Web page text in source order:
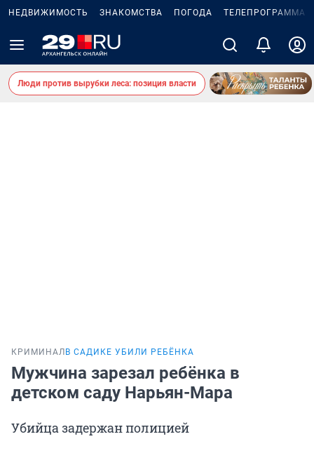
НЕДВИЖИМОСТЬ ЗНАКОМСТВА ПОГОДА ТЕЛЕПРОГРАММА
Люди против вырубки леса: позиция власти
КРИМИНАЛ В САДИКЕ УБИЛИ РЕБЁНКА
Мужчина зарезал ребёнка в
детском саду Нарьян-Мара
Убийца задержан полицией